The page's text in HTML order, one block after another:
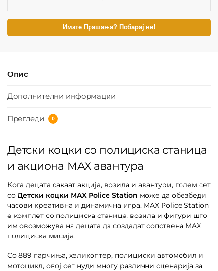
Имате Прашања? Побарај не!
Опис
Дополнителни информации
Прегледи 0
Детски коцки со полициска станица
и акциона MAX авантура
Кога децата сакаат акција, возила и авантури, голем сет
со Детски коцки MAX Police Station може да обезбеди
часови креативна и динамична игра. MAX Police Station
е комплет со полициска станица, возила и фигури што
им овозможува на децата да создадат сопствена MAX
полициска мисија.
Со 889 парчиња, хеликоптер, полициски автомобил и
мотоцикл, овој сет нуди многу различни сценарија за